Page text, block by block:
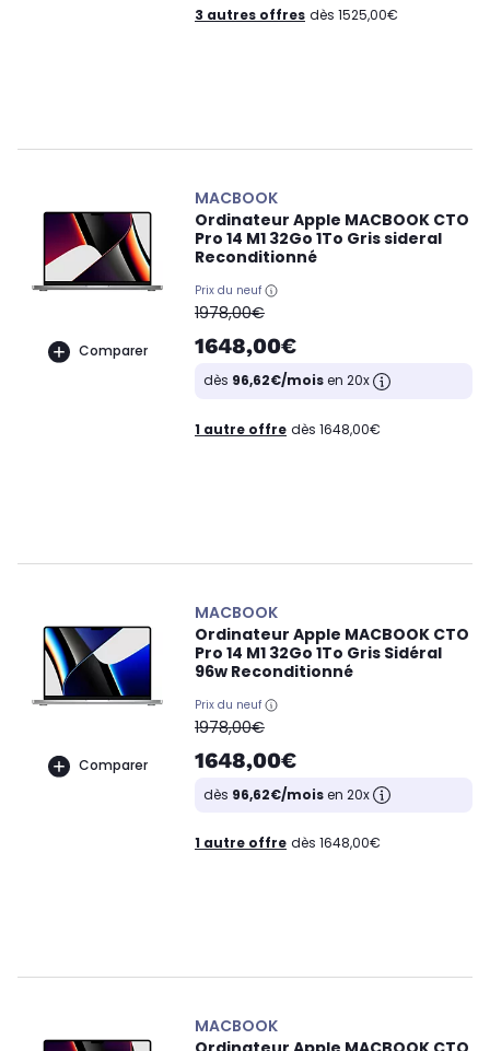
3 autres offres dès 1525,00€
Comparer
MACBOOK
Ordinateur Apple MACBOOK CTO
Pro 14 M1 32Go 1To Gris sideral
Reconditionné
Prix du neuf
oldPrice
1978,00€
1648,00€
dès 96,62€/moisen 20x
1 autre offre dès 1648,00€
Comparer
MACBOOK
Ordinateur Apple MACBOOK CTO
Pro 14 M1 32Go 1To Gris Sidéral
96w Reconditionné
Prix du neuf
oldPrice
1978,00€
1648,00€
dès 96,62€/moisen 20x
1 autre offre dès 1648,00€
MACBOOK